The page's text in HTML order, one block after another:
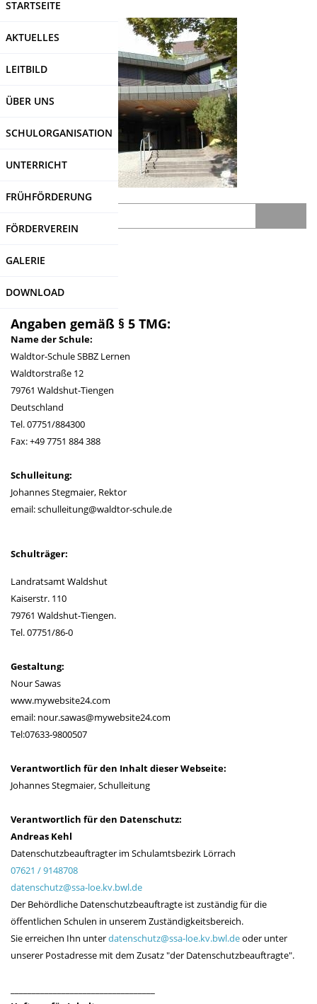
Direkt
Inhalt
STARTSEITE
AKTUELLES
LEITBILD
ÜBER UNS
SCHULORGANISATION
UNTERRICHT
FRÜHFÖRDERUNG
FÖRDERVEREIN
GALERIE
DOWNLOAD
Impressum
Angaben gemäß § 5 TMG:
Name der Schule:
Waldtor-Schule SBBZ Lernen
Waldtorstraße 12
79761 Waldshut-Tiengen
Deutschland
Tel. 07751/884300
Fax: +49 7751 884 388
Schulleitung:
Johannes Stegmaier, Rektor
email: schulleitung@waldtor-schule.de
Schulträger:
Landratsamt Waldshut
Kaiserstr. 110
79761 Waldshut-Tiengen.
Tel. 07751/86-0
Gestaltung:
Nour Sawas
www.mywebsite24.com
email: nour.sawas@mywebsite24.com
Tel:07633-9800507
Verantwortlich für den Inhalt dieser Webseite:
Johannes Stegmaier, Schulleitung
Verantwortlich für den Datenschutz:
Andreas Kehl
Datenschutzbeauftragter im Schulamtsbezirk Lörrach
07621 / 9148708
datenschutz@ssa-loe.kv.bwl.de
Der Behördliche Datenschutzbeauftragte ist zuständig für die
öffentlichen Schulen in unserem Zuständigkeitsbereich.
Sie erreichen Ihn unterdatenschutz@ssa-loe.kv.bwl.deoder unter
unserer Postadresse mit dem Zusatz "der Datenschutzbeauftragte".